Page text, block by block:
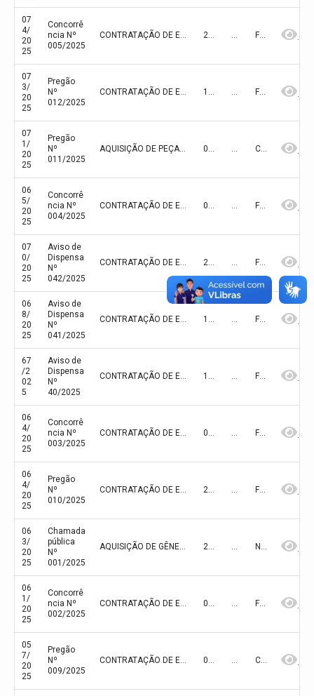
07
4/
20
25
Concorrê
ncia Nº
005/2025
CONTRATAÇÃO DE EMPRESA ESPECIALIZADA PARA EXECUÇÃO DE OBRA DE CONSTRUÇÃO PAVIMENTAÇÃO EM PARALELEPIPEDO EM RUAS DO POVOADO BOM JESUS DA ZONA RURAL DO MUNICÍPIO DE OLHO D’ÁGUA DO PIAUÍ/PI 24/12/2025 396.000,00 FINALIZADA
07
3/
20
25
Pregão
Nº
012/2025
CONTRATAÇÃO DE EMPRESA ESPECIALIZADA PARA A PRESTAÇÃO DE SERVIÇOS DE FISIOTERAPIA, COM ATENDIMENTO EM HOME CARE 11/12/2025 168.000,00 FINALIZADA
07
1/
20
25
Pregão
Nº
011/2025
AQUISIÇÃO DE PEÇAS E DERIVADOS PARA ATENDER A FROTA DE VEÍCULOS DA PREFEITURA MUNICIPAL E DE SUAS SECRETARIAS 05/12/2025 719.500,46 CANCELADA
06
5/
20
25
Concorrê
ncia Nº
004/2025
CONTRATAÇÃO DE EMPRESA ESPECIALIZADA PARA EXECUÇÃO DE OBRA DE CONSTRUÇÃO PAVIMENTAÇÃO EM PARALELEPIPEDO EM RUAS DA ZONA URBANA DO MUNICÍPIO DE OLHO D’ÁGUA DO PIAUÍ/PI 04/12/2025 282.302,50 FINALIZADA
07
0/
20
25
Aviso de
Dispensa
Nº
042/2025
CONTRATAÇÃO DE EMPRESA PARA FORNECIMENTO DE MATERIAL DE LIMPEZA E HIGIENE PARA ATENDER ÀS NECESSIDADES DA PREFEITURA MUNICIPAL DE OLHO D’ÁGUA DO PIAUÍ-PI, SUAS SECRETARIAS E HOSPITAL MUNICIPAL 26/11/2025 10.000,00 FINALIZADA
06
8/
20
25
Aviso de
Dispensa
Nº
041/2025
CONTRATAÇÃO DE EMPRESA PARA A PRESTAÇÃO DE SERVIÇOS ESPECIALIZADOS DE ENGENHARIA PARA A ELABORAÇÃO DE PROJETOS EXECUTIVOS PARA CONVENIOS MUNICIPAIS DE OLHO D'ÁGUA DO PIAUÍ - PI 13/11/2025 14.227,98 FINALIZADA
67
/2
02
5
Aviso de
Dispensa
Nº
40/2025
CONTRATAÇÃO DE EMPRESA PARA A PRESTAÇÃO DE SERVIÇOS ESPECIALIZADOS DE ENGENHARIA PARA A CONSTRUÇÃO DE UMA SALA NA PREFEITURA MUNICIPAL DE OLHO D’ÁGUA DO PIAUÍ - PI 11/11/2025 44.111,59 FINALIZADA
06
4/
20
25
Concorrê
ncia Nº
003/2025
CONTRATAÇÃO DE EMPRESA ESPECIALIZADA PARA EXECUÇÃO DE OBRA DE CONSTRUÇÃO PAVIMENTAÇÃO EM PARALELEPIPEDO EM RUAS DA ZONA URBANA DO MUNICÍPIO DE OLHO D’ÁGUA DO PIAUÍ/PI 04/11/2025 382.000,00 FINALIZADA
06
4/
20
25
Pregão
Nº
010/2025
CONTRATAÇÃO DE EMPRESA ESPECIALIZADA PARA AQUISIÇÃO DE EQUIPAMENTOS E MATERIAL PERMANENTE PARA UNIDADE BÁSICA DE SAÚDE DA PREFEITURA MUNICIPAL DE OLHO D’ÁGUA DO PIAUÍ 23/10/2025 128.171,00 FINALIZADA
06
3/
20
25
Chamada
pública
Nº
001/2025
AQUISIÇÃO DE GÊNEROS ALIMENTÍCIOS DA AGRICULTURA FAMILIAR E DO EMPREENDEDOR FAMILIAR RURAL DESTINADO AO ATENDIMENTO DO PROGRAMA NACIONAL DE ALIMENTAÇÃO ESCOLAR (PNAE), COM A FINALIDADE DE APRESENTAR PROJETO DE VENDA DE GÊNEROS ALIMENTÍCIOS DA AGRICULTURA FAMILIAR PARA A ALIMENTAÇÃO ESCOLAR E HABILITAÇÃO DOS FORNECEDORES 21/10/2025 64.410,00 NÃO FINALIZADA
06
1/
20
25
Concorrê
ncia Nº
002/2025
CONTRATAÇÃO DE EMPRESA ESPECIALIZADA PARA EXECUÇÃO DE OBRA DE CONSTRUÇÃO PAVIMENTAÇÃO EM PARALELEPIPEDO NO MUNICÍPIO DE OLHO D’ÁGUA DO PIAUÍ/PI 08/10/2025 395.974,08 FINALIZADA
05
7/
20
25
Pregão
Nº
009/2025
CONTRATAÇÃO DE EMPRESA ESPECIALIZADA PARA A PRESTAÇÃO DE SERVIÇOS DE FISIOTERAPIA, COM ATENDIMENTO EM HOME CARE, TRATAMENTO E RECUPERAÇÃO DE LESÕES NO SISTEMA TEGUMENTAR OU OUTRAS DISFUNÇÕES CORRELACIONADAS E PREVENÇÕES DE TRATAMENTO E RECUPERAÇÃO DE DISTÚRBIOS CINESIOLÓGICOS DE ORDEM NEUROLÓGICA, ORTOPÉDICA, PNEUMO E OUTROS AFINS, PARA ATENDER AS NECESSIDADES DO MUNICÍPIO DE OLHO D’ÁGUA DO PIAUÍ-PI 08/10/2025 159.000,00 CANCELADA